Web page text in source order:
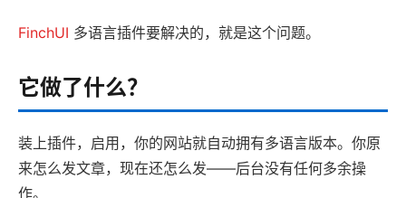
FinchUI 多语言插件要解决的，就是这个问题。
它做了什么？
装上插件，启用，你的网站就自动拥有多语言版本。你原
来怎么发文章，现在还怎么发——后台没有任何多余操
作。